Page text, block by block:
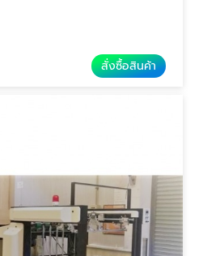
สั่งซื้อสินค้า